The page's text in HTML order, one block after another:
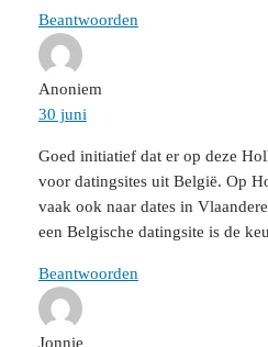
Beantwoorden
Anoniem
30 juni
Goed initiatief dat er op deze
voor datingsites uit België. Op
vaak ook naar dates in
een Belgische datingsite is de
Beantwoorden
Jonnie